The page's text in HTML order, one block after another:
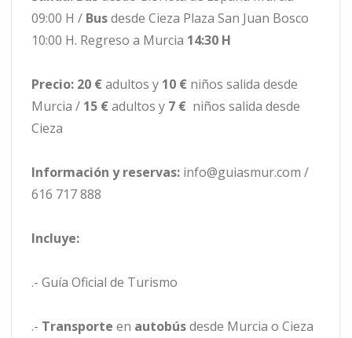
09:00 H / Busdesde Cieza Plaza San Juan Bosco
10:00 H. Regreso a Murcia 14:30 H
Precio: 20 €adultos y 10 € niños salida desde
Murcia / 15 €adultos y 7 € niños salida desde
Cieza
Información y reservas: info@guiasmur.com /
616 717 888
Incluye:
.- Guía Oficial de Turismo
.- Transporte en autobúsdesde Murcia o Cieza